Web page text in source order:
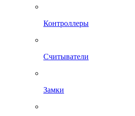
Контроллеры
Считыватели
Замки